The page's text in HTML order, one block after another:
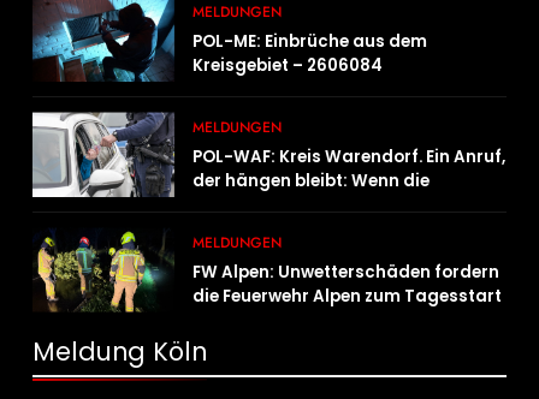
MELDUNGEN
POL-ME: Einbrüche aus dem
Kreisgebiet – 2606084
MELDUNGEN
POL-WAF: Kreis Warendorf. Ein Anruf,
der hängen bleibt: Wenn die
MELDUNGEN
FW Alpen: Unwetterschäden fordern
die Feuerwehr Alpen zum Tagesstart
Meldung Köln